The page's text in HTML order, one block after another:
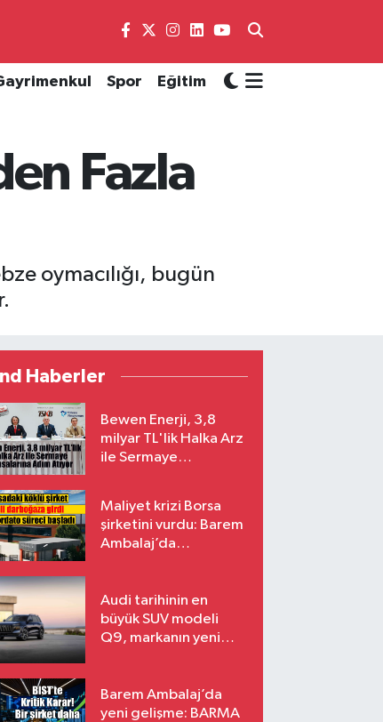
Spor Eğitim
Fazla
oymacılığı, bugün
Haberler
Bewen Enerji, 3,8
milyar TL'lik Halka Arz
ile Sermaye
Maliyet krizi Borsa
şirketini vurdu: Barem
Ambalaj’da
Audi tarihinin en
büyük SUV modeli
Q9, markanın yeni
Barem Ambalaj’da
yeni gelişme: BARMA